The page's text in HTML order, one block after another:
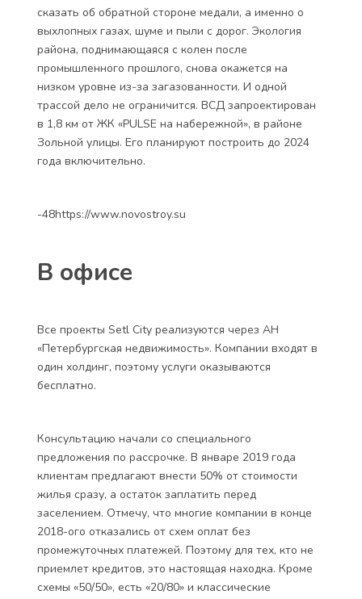
скоростного диаметра. Жильцы Невского района
больше заинтересованы в первом. Но его
реализация начнется не раньше 2021 года.
https://vk.com
Мост должен пройти в створе Большого
сказать об обратной стороне медали, а именно о
промышленного прошлого, снова окажется на
низком уровне из-за загазованности. И одной
Зольной улицы. Его планируют построить до 2024
года включительно.
В офисе
Все проекты Setl City реализуются через АН
«Петербургская недвижимость». Компании входят в
один холдинг, поэтому услуги оказываются
бесплатно.